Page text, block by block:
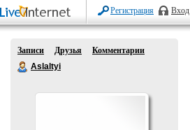
Регистрация Вход
Записи Друзья
Комментарии
Aslaltyi